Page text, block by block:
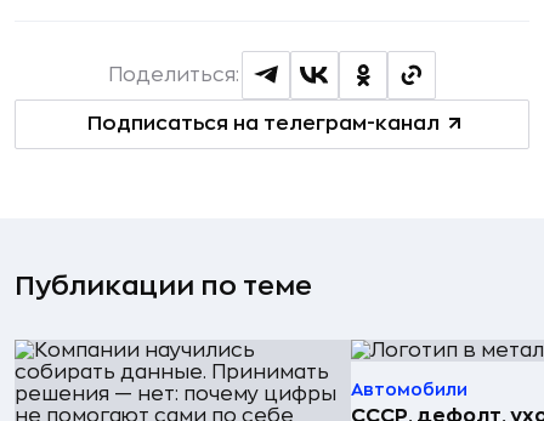
Подписаться на телеграм-канал
Поделиться:
Публикации по теме
Автомобили
СССР, дефолт,